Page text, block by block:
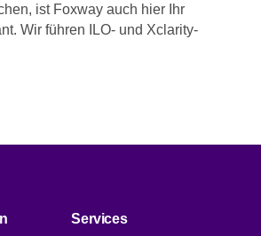
ist Foxway auch hier Ihr
Wir führen ILO- und Xclarity-
Services